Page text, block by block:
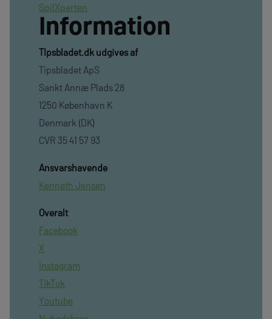
SpilXperten
Information
TIpsbladet.dk udgives af
Tipsbladet ApS
Sankt Annæ Plads 28
1250 København K
Denmark (DK)
CVR 35 41 57 93
Ansvarshavende
Kenneth Jensen
Overalt
Facebook
X
Instagram
TikTok
Youtube